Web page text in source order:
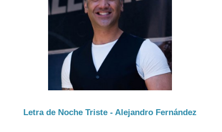
Letra de Noche Triste - Alejandro Fernández